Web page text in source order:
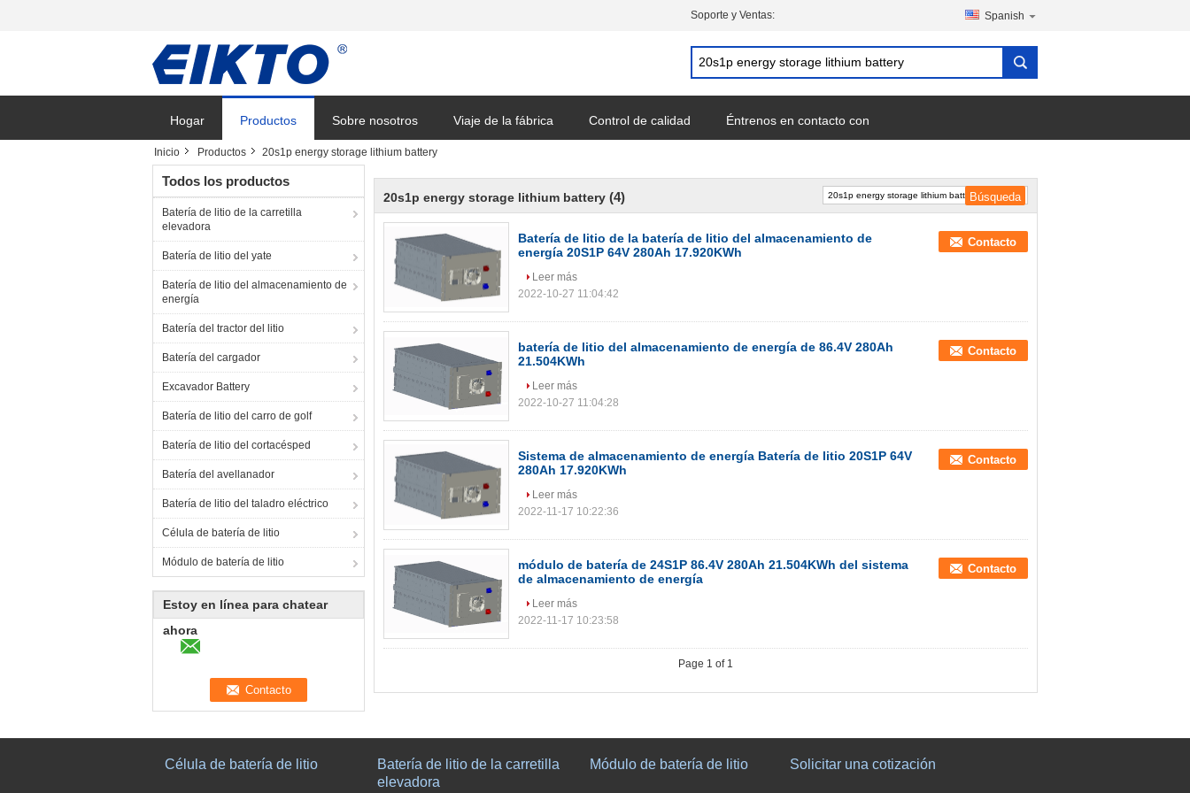
Soporte y Ventas: Spanish
Hogar Productos Sobre nosotros Viaje de la fábrica Control de calidad Éntrenos en contacto con
Inicio Productos 20s1p energy storage lithium battery
Todos los productos
Batería de litio de la carretilla
elevadora
Batería de litio del yate
Batería de litio del almacenamiento de
energía
Batería del tractor del litio
Batería del cargador
Excavador Battery
Batería de litio del carro de golf
Batería de litio del cortacésped
Batería del avellanador
Batería de litio del taladro eléctrico
Célula de batería de litio
Módulo de batería de litio
Estoy en línea para chatear
ahora
20s1p energy storage lithium battery (4)
Batería de litio de la batería de litio del almacenamiento de
energía 20S1P 64V 280Ah 17.920KWh
Contacto
Leer más
2022-10-27 11:04:42
batería de litio del almacenamiento de energía de 86.4V 280Ah
21.504KWh
Contacto
Leer más
2022-10-27 11:04:28
Sistema de almacenamiento de energía Batería de litio 20S1P 64V
280Ah 17.920KWh
Contacto
Leer más
2022-11-17 10:22:36
módulo de batería de 24S1P 86.4V 280Ah 21.504KWh del sistema
de almacenamiento de energía
Contacto
Leer más
2022-11-17 10:23:58
Page 1 of 1
Célula de batería de litio
Batería de litio de la carretilla
elevadora
Módulo de batería de litio Solicitar una cotización